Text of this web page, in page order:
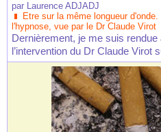
par Laurence ADJADJ
Etre sur la même longueur
l'hypnose, vue par le Dr Claude Virot
Dernièrement, je me suis
l’intervention du Dr Claude Virot